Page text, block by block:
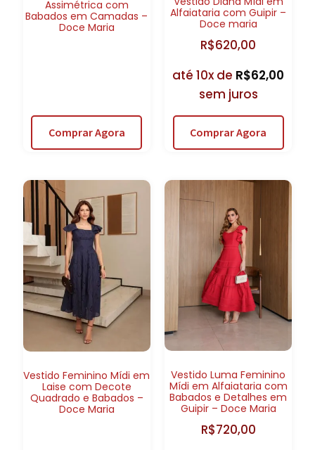
Assimétrica com
Babados em Camadas –
Doce Maria
Comprar Agora
Alfaiataria com Guipir –
Doce maria
R$620,00
até 10x de R$62,00
sem juros
Comprar Agora
Vestido Feminino Mídi em
Laise com Decote
Quadrado e Babados –
Doce Maria
Vestido Luma Feminino
Mídi em Alfaiataria com
Babados e Detalhes em
Guipir – Doce Maria
R$720,00